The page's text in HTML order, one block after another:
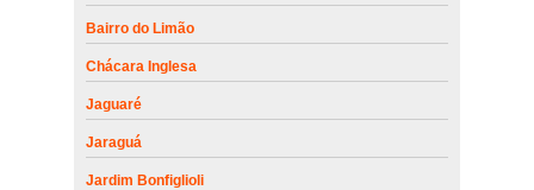
Bairro do Limão
Chácara Inglesa
Jaguaré
Jaraguá
Jardim Bonfiglioli